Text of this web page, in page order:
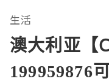
生活
澳大利亚【
199959876